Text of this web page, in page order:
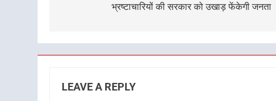
भ्रष्टाचारियों की सरकार को उखाड़ फेंकेगी जनता
LEAVE A REPLY